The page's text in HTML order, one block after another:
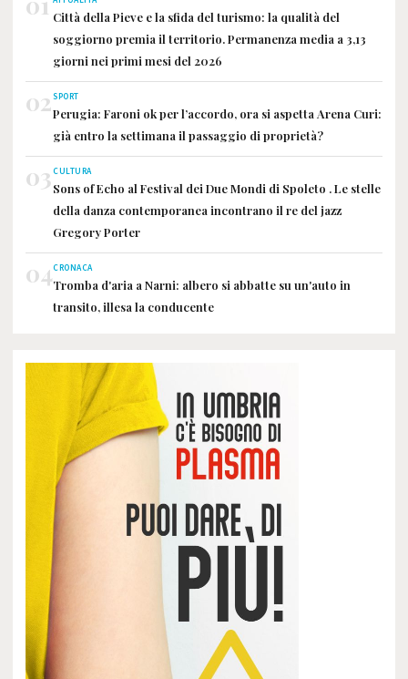
Città della Pieve e la sfida del turismo: la qualità del
soggiorno premia il territorio. Permanenza media a 3,13
giorni nei primi mesi del 2026
02SPORT
Perugia: Faroni ok per l’accordo, ora si aspetta Arena Curi:
già entro la settimana il passaggio di proprietà?
03CULTURA
Sons of Echo al Festival dei Due Mondi di Spoleto . Le stelle
della danza contemporanea incontrano il re del jazz
Gregory Porter
04CRONACA
Tromba d'aria a Narni: albero si abbatte su un'auto in
transito, illesa la conducente